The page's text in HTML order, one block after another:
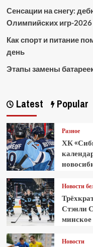
Сенсации на снегу:
Олимпийских игр-2026
Как спорт и питание
день
Этапы замены
Latest Popular
Разное
ХК
Новости
Стэнли
Новости